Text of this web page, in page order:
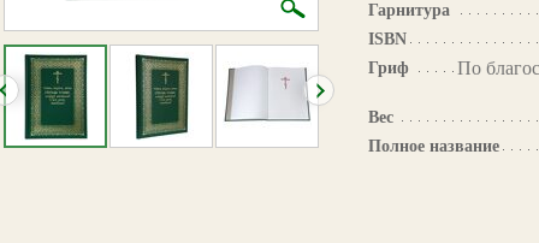
Гарнитура
ISBN
Гриф
По
Вес
Полное название